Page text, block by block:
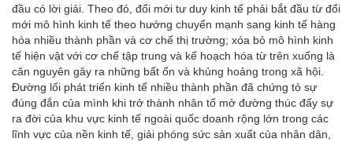
đầu có lời giải. Theo đó, đổi mới tư duy kinh tế phải bắt đầu từ đổi
mới mô hình kinh tế theo hướng chuyển mạnh sang kinh tế hàng
hóa nhiều thành phần và cơ chế thị trường; xóa bỏ mô hình kinh
tế hiện vật với cơ chế tập trung và kế hoạch hóa từ trên xuống là
căn nguyên gây ra những bất ổn và khủng hoảng trong xã hội.
Đường lối phát triển kinh tế nhiều thành phần đã chứng tỏ sự
đúng đắn của mình khi trở thành nhân tố mở đường thúc đẩy sự
ra đời của khu vực kinh tế ngoài quốc doanh rộng lớn trong các
lĩnh vực của nền kinh tế, giải phóng sức sản xuất của nhân dân,